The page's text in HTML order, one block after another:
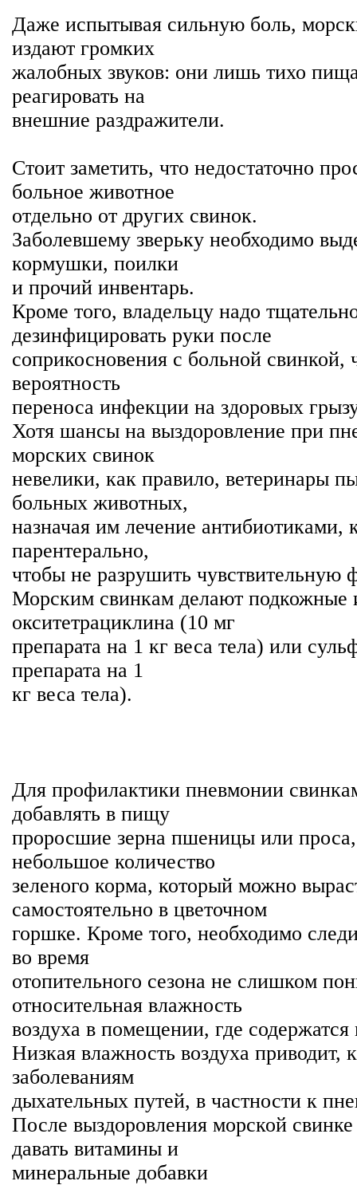
Даже испытывая сильную боль,
издают громких
жалобных звуков: они лишь тихо
реагировать на
внешние раздражители.
Стоит заметить, что недостаточно
больное животное
отдельно от других свинок.
Заболевшему зверьку необходимо
кормушки, поилки
и прочий инвентарь.
Кроме того, владельцу надо
дезинфицировать руки после
соприкосновения с больной
вероятность
переноса инфекции на здоровых
Хотя шансы на выздоровление при
морских свинок
невелики, как правило, ветеринары
больных животных,
назначая им лечение антибиотиками,
парентерально,
чтобы не разрушить чувствительную
Морским свинкам делают подкожные
окситетрациклина (10 мг
препарата на 1 кг веса тела) или
препарата на 1
кг веса тела).
Для профилактики пневмонии
добавлять в пищу
проросшие зерна пшеницы или проса,
небольшое количество
зеленого корма, который можно
самостоятельно в цветочном
горшке. Кроме того, необходимо
во время
отопительного сезона не слишком
относительная влажность
воздуха в помещении, где
Низкая влажность воздуха приводит,
заболеваниям
дыхательных путей, в частности к
После выздоровления морской
давать витамины и
минеральные добавки